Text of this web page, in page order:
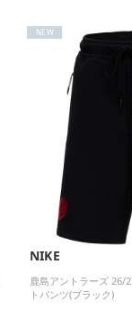
NIKE
鹿島アントラーズ 26/
トパンツ(ブラック)
NEW